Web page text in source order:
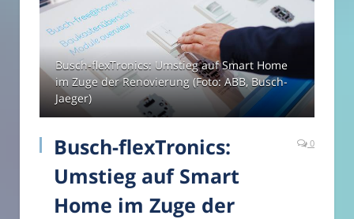
Busch-flexTronics: Umstieg auf Smart Home
im Zuge der Renovierung (Foto: ABB, Busch-
Jaeger)
Busch-flexTronics:
Umstieg auf Smart
Home im Zuge der
0